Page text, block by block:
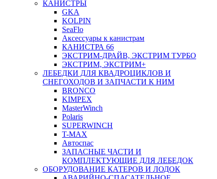
КАНИСТРЫ
GKA
KOLPIN
SeaFlo
Аксессуары к канистрам
КАНИСТРА 66
ЭКСТРИМ-ДРАЙВ, ЭКСТРИМ ТУРБО
ЭКСТРИМ, ЭКСТРИМ+
ЛЕБЕДКИ ДЛЯ КВАДРОЦИКЛОВ И
СНЕГОХОДОВ И ЗАПЧАСТИ К НИМ
BRONCO
KIMPEX
MasterWinch
Polaris
SUPERWINCH
T-MAX
Автоспас
ЗАПАСНЫЕ ЧАСТИ И
КОМПЛЕКТУЮЩИЕ ДЛЯ ЛЕБЕДОК
ОБОРУДОВАНИЕ КАТЕРОВ И ЛОДОК